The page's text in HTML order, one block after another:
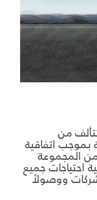
من
بموجب اتفاقية
المجموعة
احتياجات جميع
ووصولاً